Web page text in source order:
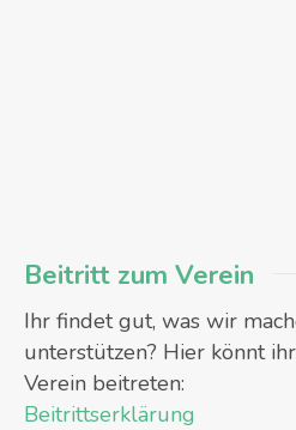
Beitritt zum Verein
Ihr findet gut, was wir
unterstützen? Hier könnt
Verein beitreten:
Beitrittserklärung